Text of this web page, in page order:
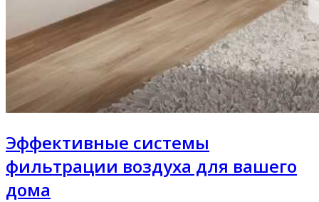
Эффективные системы
фильтрации воздуха для вашего
дома